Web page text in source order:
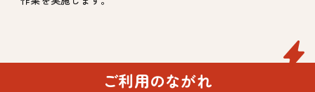
ご利用のながれ